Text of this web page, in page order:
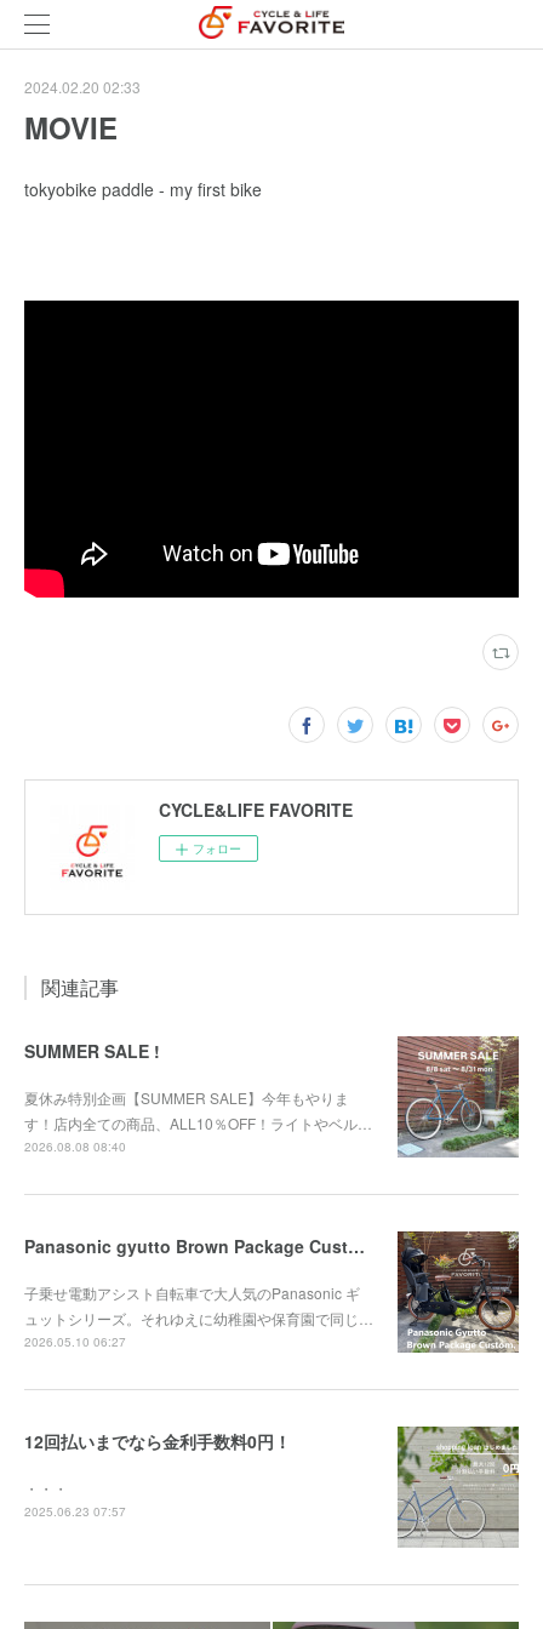
2024.02.20 02:33
MOVIE
tokyobike paddle - my first bike
CYCLE&LIFE FAVORITE
フォロー
関連記事
SUMMER SALE !
夏休み特別企画【SUMMER SALE】今年もやりま
す！店内全ての商品、ALL10％OFF！ライトやベル…
2026.08.08 08:40
Panasonic gyutto Brown Package Custom.
子乗せ電動アシスト自転車で大人気のPanasonic ギ
ュットシリーズ。それゆえに幼稚園や保育園で同じ…
2026.05.10 06:27
12回払いまでなら金利手数料0円！
・・・
2025.06.23 07:57